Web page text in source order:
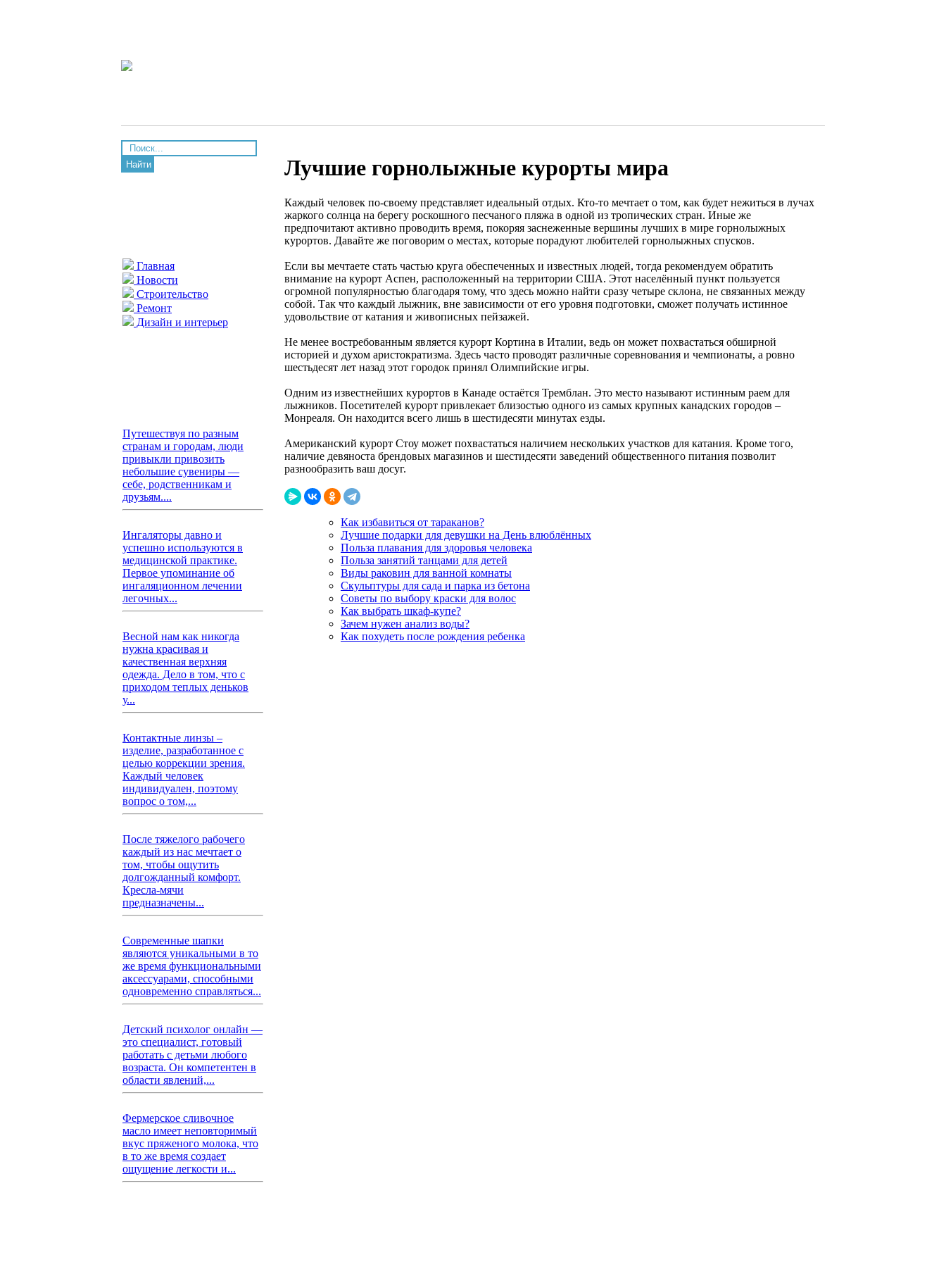
Найти
Главная
Новости
Строительство
Ремонт
Дизайн и интерьер
Путешествуя по разным
странам и городам, люди
привыкли привозить
небольшие сувениры —
себе, родственникам и
друзьям....
Ингаляторы давно и
успешно используются в
медицинской практике.
Первое упоминание об
ингаляционном лечении
легочных...
Весной нам как никогда
нужна красивая и
качественная верхняя
одежда. Дело в том, что с
приходом теплых деньков
у...
Контактные линзы –
изделие, разработанное с
целью коррекции зрения.
Каждый человек
индивидуален, поэтому
вопрос о том,...
После тяжелого рабочего
каждый из нас мечтает о
том, чтобы ощутить
долгожданный комфорт.
Кресла-мячи
предназначены...
Современные шапки
являются уникальными в то
же время функциональными
аксессуарами, способными
одновременно справляться...
Детский психолог онлайн —
это специалист, готовый
работать с детьми любого
возраста. Он компетентен в
области явлений,...
Фермерское сливочное
масло имеет неповторимый
вкус пряженого молока, что
в то же время создает
ощущение легкости и...
Лучшие горнолыжные курорты мира
Каждый человек по-своему представляет идеальный отдых. Кто-то мечтает о том, как будет нежиться в лучах
жаркого солнца на берегу роскошного песчаного пляжа в одной из тропических стран. Иные же
предпочитают активно проводить время, покоряя заснеженные вершины лучших в мире горнолыжных
курортов. Давайте же поговорим о местах, которые порадуют любителей горнолыжных спусков.
Если вы мечтаете стать частью круга обеспеченных и известных людей, тогда рекомендуем обратить
внимание на курорт Аспен, расположенный на территории США. Этот населённый пункт пользуется
огромной популярностью благодаря тому, что здесь можно найти сразу четыре склона, не связанных между
собой. Так что каждый лыжник, вне зависимости от его уровня подготовки, сможет получать истинное
удовольствие от катания и живописных пейзажей.
Не менее востребованным является курорт Кортина в Италии, ведь он может похвастаться обширной
историей и духом аристократизма. Здесь часто проводят различные соревнования и чемпионаты, а ровно
шестьдесят лет назад этот городок принял Олимпийские игры.
Одним из известнейших курортов в Канаде остаётся Тремблан. Это место называют истинным раем для
лыжников. Посетителей курорт привлекает близостью одного из самых крупных канадских городов –
Монреаля. Он находится всего лишь в шестидесяти минутах езды.
Американский курорт Стоу может похвастаться наличием нескольких участков для катания. Кроме того,
наличие девяноста брендовых магазинов и шестидесяти заведений общественного питания позволит
разнообразить ваш досуг.
Как избавиться от тараканов?
Лучшие подарки для девушки на День влюблённых
Польза плавания для здоровья человека
Польза занятий танцами для детей
Виды раковин для ванной комнаты
Скульптуры для сада и парка из бетона
Советы по выбору краски для волос
Как выбрать шкаф-купе?
Зачем нужен анализ воды?
Как похудеть после рождения ребенка